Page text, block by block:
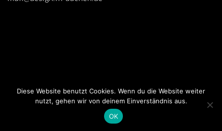
Diese Website benutzt Cookies. Wenn du die Website weiter
nutzt, gehen wir von deinem Einverständnis aus.
OK